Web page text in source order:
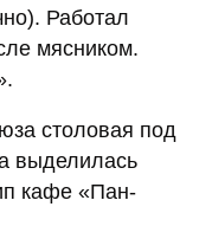
Работал
мясником.
столовая под
выделилась
кафе «Пан-